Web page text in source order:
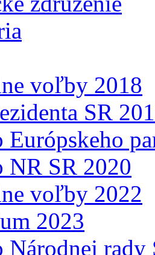
voľby 2018
SR
SR 2020
voľby 2022
2023
rady